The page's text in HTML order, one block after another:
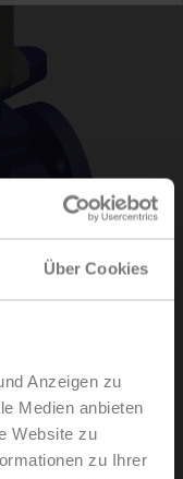
Über Cookies
Anzeigen zu
Medien anbieten
Website zu
zu Ihrer